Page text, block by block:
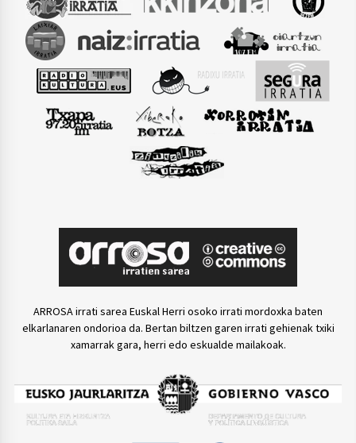
ARROSA irrati sarea Euskal Herri osoko irrati mordoxka baten
elkarlanaren ondorioa da. Bertan biltzen garen irrati gehienak txiki
xamarrak gara, herri edo eskualde mailakoak.